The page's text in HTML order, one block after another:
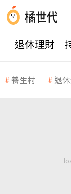
退休理財
養生村 退